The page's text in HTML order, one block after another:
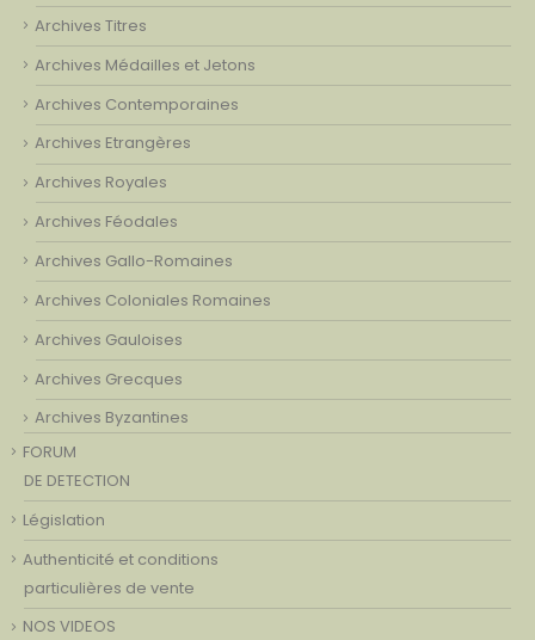
Archives Titres
Archives Médailles et Jetons
Archives Contemporaines
Archives Etrangères
Archives Royales
Archives Féodales
Archives Gallo-Romaines
Archives Coloniales Romaines
Archives Gauloises
Archives Grecques
Archives Byzantines
FORUM
DE DETECTION
Législation
Authenticité et conditions
particulières de vente
NOS VIDEOS